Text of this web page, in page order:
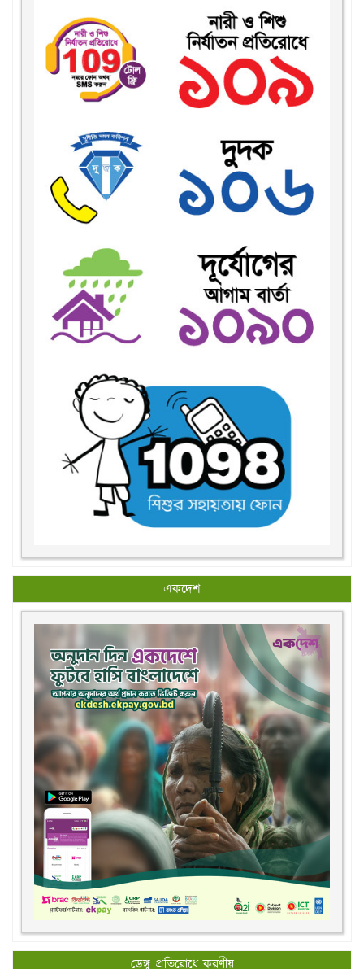
একদেশ
ডেঙ্গু প্রতিরোধে করণীয়